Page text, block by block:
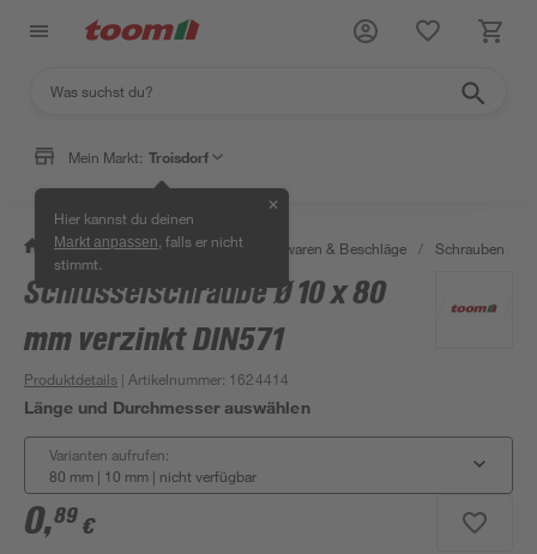
Mein Markt: Troisdorf
Hier kannst du deinen
Markt anpassen , falls er nicht
stimmt.
✕
/ Werkstatt & Maschinen / Eisenwaren & Beschläge / Schrauben
Schlüsselschraube Ø 10 x 80
mm verzinkt DIN571
Produktdetails | Artikelnummer: 1624414
Länge und Durchmesser auswählen
Varianten aufrufen:
80 mm | 10 mm | nicht verfügbar
0,89 €